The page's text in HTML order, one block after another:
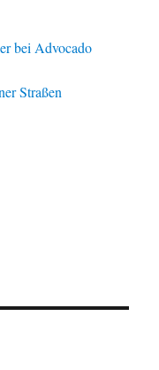
bei Advocado
Straßen